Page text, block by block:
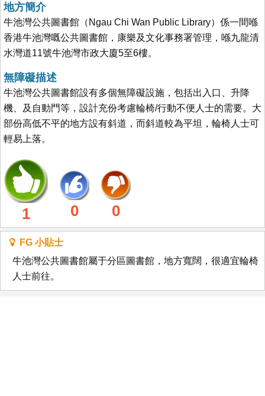
地方簡介
牛池灣公共圖書館（Ngau Chi Wan Public Library）係一間喺
香港牛池灣嘅公共圖書館，康樂及文化事務署管理，喺九龍清
水灣道11號牛池灣市政大廈5至6樓。
無障礙描述
牛池灣公共圖書館設有多個無障礙設施，包括出入口、升降
機、及自動門等，設計充份考慮輪椅/行動不便人士的需要。大
部份高低不平的地方設有斜道，而斜道較為平坦，輪椅人士可
輕易上落。
1 0 0
FG 小貼士
牛池灣公共圖書館屬于分區圖書館，地方寬闊，很適宜輪椅
人士前往。